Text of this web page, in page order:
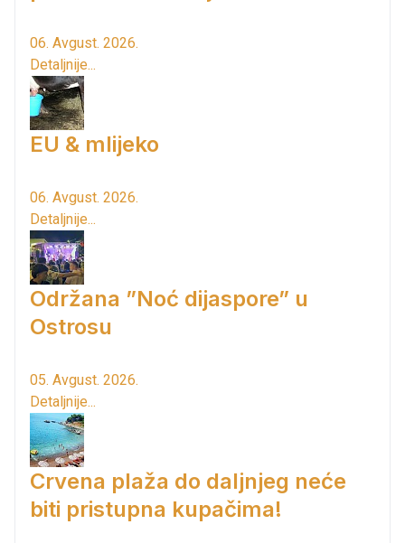
06. Avgust. 2026.
Detaljnije...
EU & mlijeko
06. Avgust. 2026.
Detaljnije...
Održana ”Noć dijaspore” u
Ostrosu
05. Avgust. 2026.
Detaljnije...
Crvena plaža do daljnjeg neće
biti pristupna kupačima!